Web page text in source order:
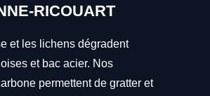
RICOUART
et les lichens dégradent
et bac acier. Nos
permettent de gratter et